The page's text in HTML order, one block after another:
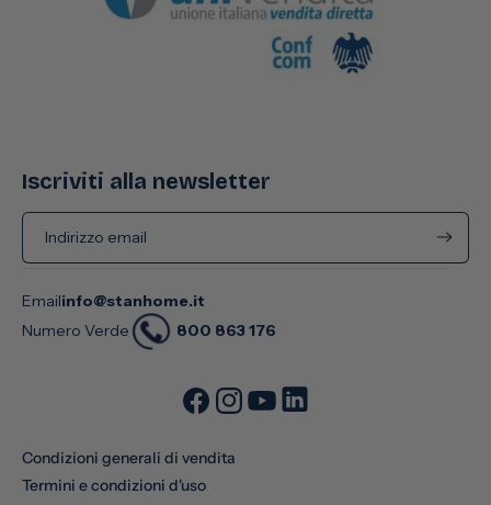
Iscriviti alla newsletter
Indirizzo email
Emailinfo@stanhome.it
Numero Verde
800 863 176
Condizioni generali di vendita
Termini e condizioni d'uso